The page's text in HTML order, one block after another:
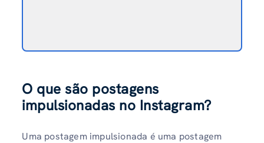
O que são postagens
impulsionadas no Instagram?
Uma postagem impulsionada é uma postagem